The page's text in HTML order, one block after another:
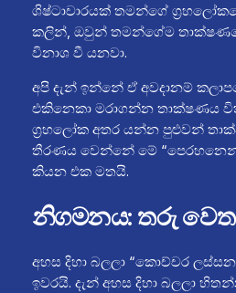
ශිෂ්ටාචාරයක් තමන්ගේ
කලින්, ඔවුන් තමන්ගේම
විනාශ වී යනවා.
අපි දැන් ඉන්නේ ඒ අවදානම්
එකිනෙකා මරාගන්න තාක්ෂණය
ග්‍රහලෝක අතර යන්න පුළුවන්
තීරණය වෙන්නේ මේ
කියන එක මතයි.
නිගමනය: තරු
අහස දිහා බලලා “කොච්චර
ඉවරයි. දැන් අහස දිහා බලලා